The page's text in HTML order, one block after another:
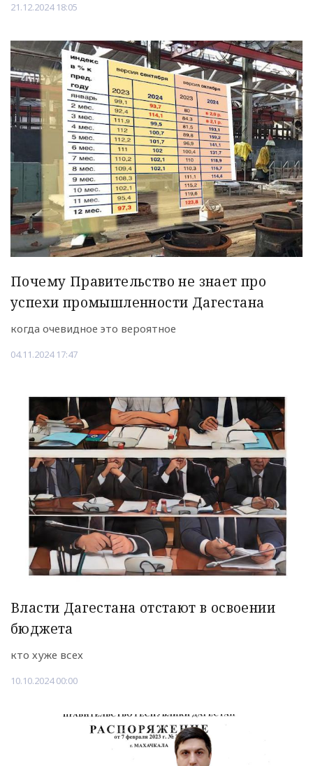
21.12.2024 18:05
Почему Правительство не знает про
успехи промышленности Дагестана
когда очевидное это вероятное
04.11.2024 17:47
Власти Дагестана отстают в освоении
бюджета
кто хуже всех
10.10.2024 00:00